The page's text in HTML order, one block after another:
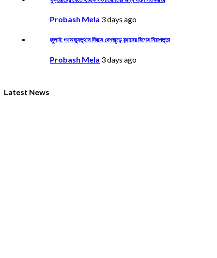
Probash Mela 3 days ago
জুলাই গণঅভ্যুত্থান দিবসে দেশজুড়ে র‌্যাবের বিশেষ নিরাপত্তা
Probash Mela 3 days ago
Latest News